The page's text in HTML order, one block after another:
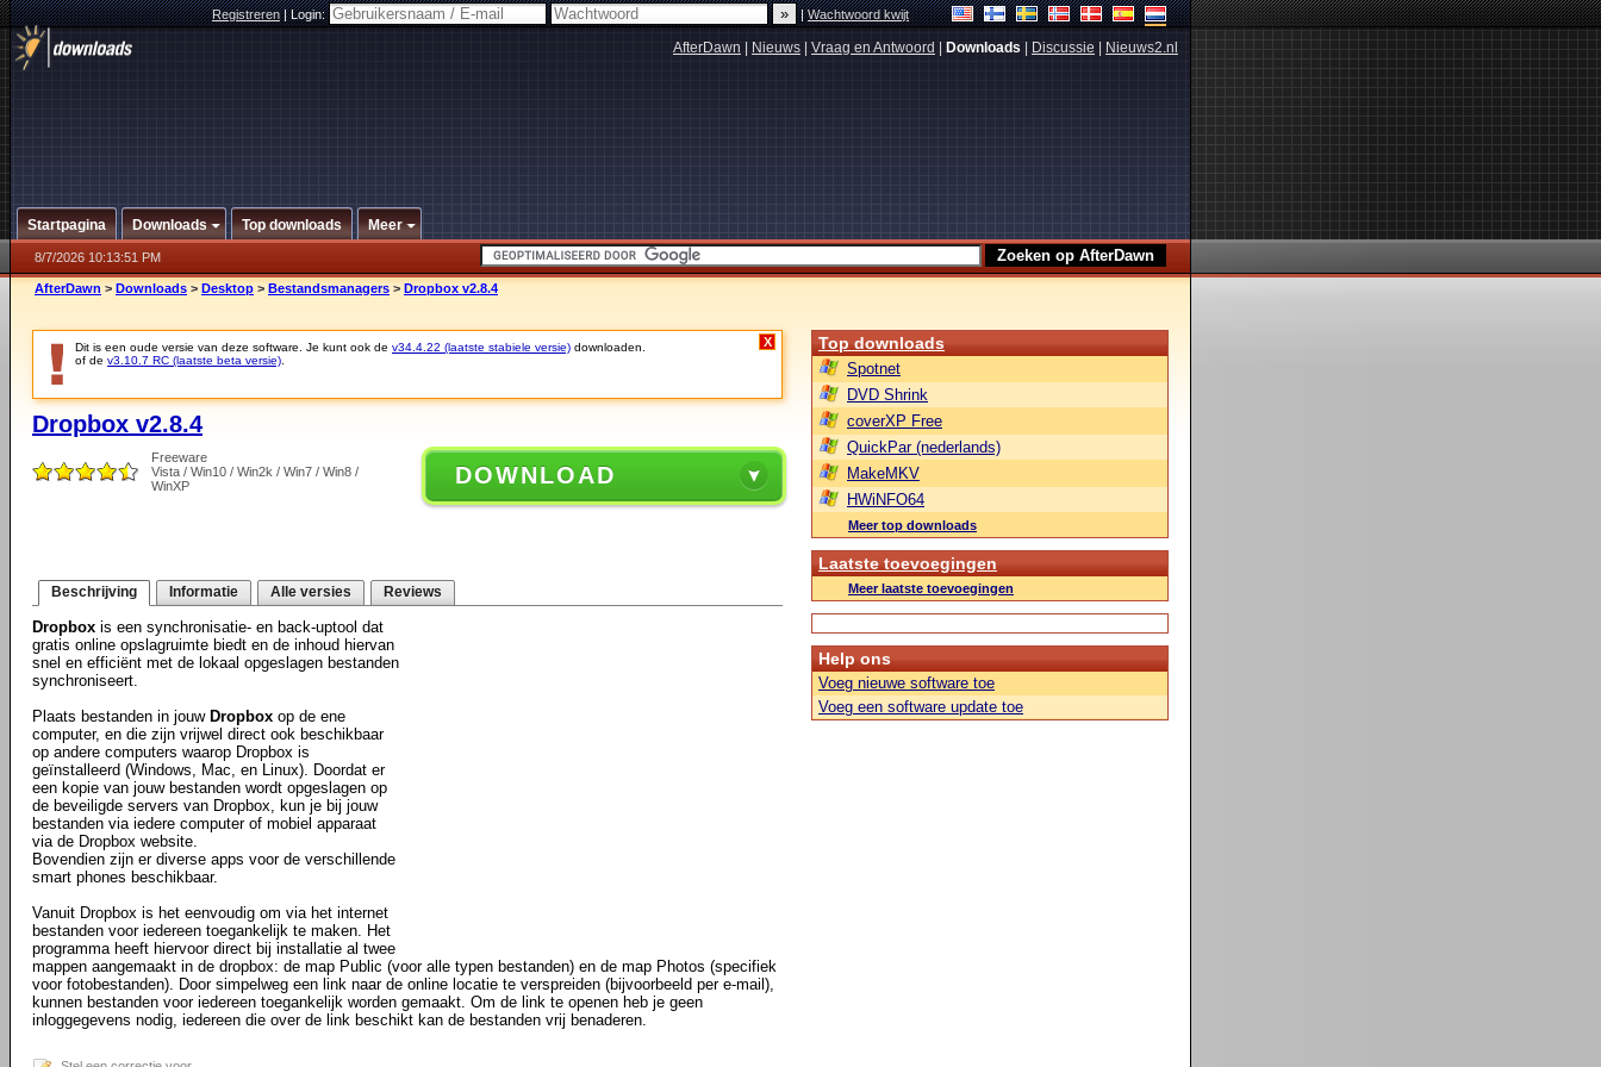
Registreren|Login: |Wachtwoord kwijt
AfterDawn Nieuws Vraag en Antwoord Downloads Discussie Nieuws2.nl
Startpagina Downloads Top downloads Meer
8/7/2026 10:13:51 PM
AfterDawn > Downloads > Desktop > Bestandsmanagers > Dropbox v2.8.4
Dit is een oude versie van deze software. Je kunt ook de v34.4.22 (laatste stabiele versie) downloaden.
of de v3.10.7 RC (laatste beta versie)
X
Dropbox v2.8.4
Freeware
Vista / Win10 / Win2k / Win7 / Win8 /
WinXP
DOWNLOAD
Beschrijving Informatie Alle versies Reviews
Dropbox is een synchronisatie- en back-uptool dat
gratis online opslagruimte biedt en de inhoud hiervan
snel en efficiënt met de lokaal opgeslagen bestanden
synchroniseert.
Plaats bestanden in jouw Dropbox op de ene
computer, en die zijn vrijwel direct ook beschikbaar
op andere computers waarop Dropbox is
geïnstalleerd (Windows, Mac, en Linux). Doordat er
een kopie van jouw bestanden wordt opgeslagen op
de beveiligde servers van Dropbox, kun je bij jouw
bestanden via iedere computer of mobiel apparaat
via de Dropbox website.
Bovendien zijn er diverse apps voor de verschillende
smart phones beschikbaar.
Vanuit Dropbox is het eenvoudig om via het internet
bestanden voor iedereen toegankelijk te maken. Het
programma heeft hiervoor direct bij installatie al twee
mappen aangemaakt in de dropbox: de map Public (voor alle typen bestanden) en de map Photos (specifiek
voor fotobestanden). Door simpelweg een link naar de online locatie te verspreiden (bijvoorbeeld per e-mail),
kunnen bestanden voor iedereen toegankelijk worden gemaakt. Om de link te openen heb je geen
inloggegevens nodig, iedereen die over de link beschikt kan de bestanden vrij benaderen.
Top downloads
Spotnet
DVD Shrink
coverXP Free
QuickPar (nederlands)
MakeMKV
HWiNFO64
Meer top downloads
Laatste toevoegingen
Meer laatste toevoegingen
Help ons
Voeg nieuwe software toe
Voeg een software update toe